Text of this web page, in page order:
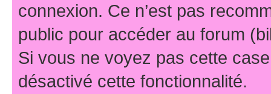
connexion. Ce n’est pas
public pour accéder au forum
Si vous ne voyez pas cette
désactivé cette fonctionnalité.